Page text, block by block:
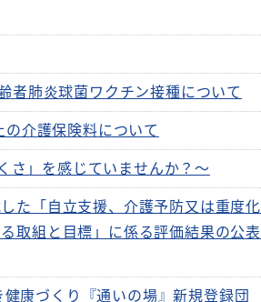
者肺炎球菌ワクチン接種について
の介護保険料について
さ」を感じていませんか？～
た「自立支援、介護予防又は重度化
取組と目標」に係る評価結果の公表
康づくり『通いの場』新規登録団